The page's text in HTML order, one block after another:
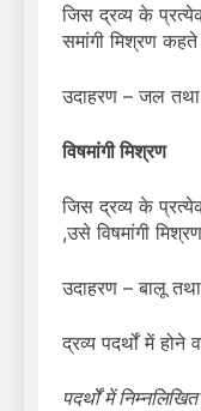
जिस द्रव्य के
समांगी मिश्रण कहते
उदाहरण – जल तथा
विषमांगी मिश्रण
जिस द्रव्य के
,उसे विषमांगी
उदाहरण – बालू
द्रव्य पदर्थों में होने
पदर्थों में